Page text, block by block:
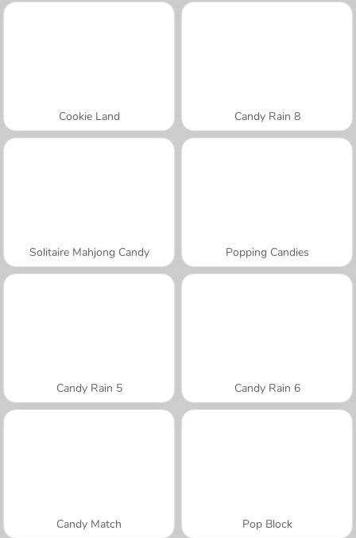
Cookie Land Candy Rain 8
Solitaire Mahjong Candy Popping Candies
Candy Rain 5 Candy Rain 6
Candy Match Pop Block